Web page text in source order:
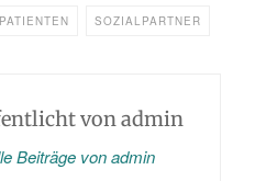
PATIENTEN SOZIALPARTNER
vonadmin
Beiträge von admin